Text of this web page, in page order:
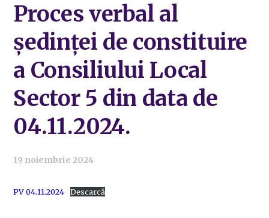
Proces verbal al
ședinței de constituire
a Consiliului Local
Sector 5 din data de
04.11.2024.
19 noiembrie 2024
PV 04.11.2024 Descarcă